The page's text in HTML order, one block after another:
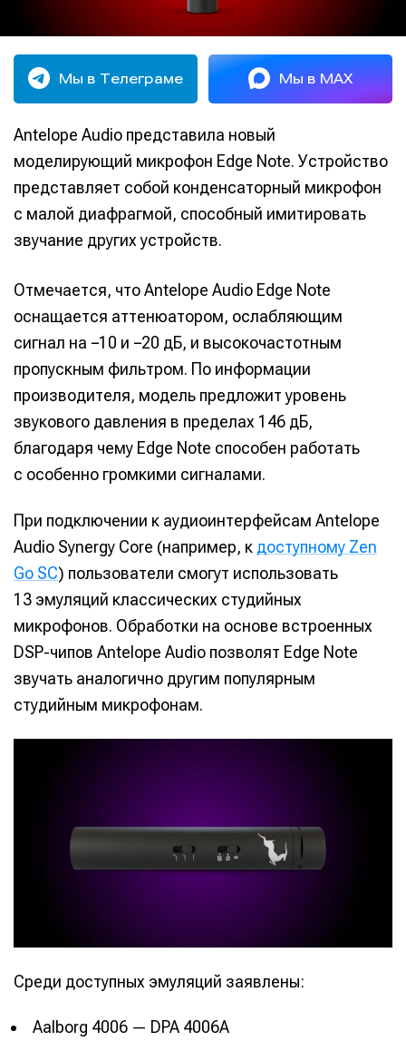
Мы в Телеграме Мы в MAX
Antelope Audio представила новый
моделирующий микрофон Edge Note. Устройство
представляет собой конденсаторный микрофон
с малой диафрагмой, способный имитировать
звучание других устройств.
Отмечается, что Antelope Audio Edge Note
оснащается аттенюатором, ослабляющим
сигнал на −10 и −20 дБ, и высокочастотным
пропускным фильтром. По информации
производителя, модель предложит уровень
звукового давления в пределах 146 дБ,
благодаря чему Edge Note способен работать
с особенно громкими сигналами.
При подключении к аудиоинтерфейсам Antelope
Audio Synergy Core (например, к доступному Zen
Go SC) пользователи смогут использовать
13 эмуляций классических студийных
микрофонов. Обработки на основе встроенных
DSP-чипов Antelope Audio позволят Edge Note
звучать аналогично другим популярным
студийным микрофонам.
Среди доступных эмуляций заявлены:
Aalborg 4006 — DPA 4006A